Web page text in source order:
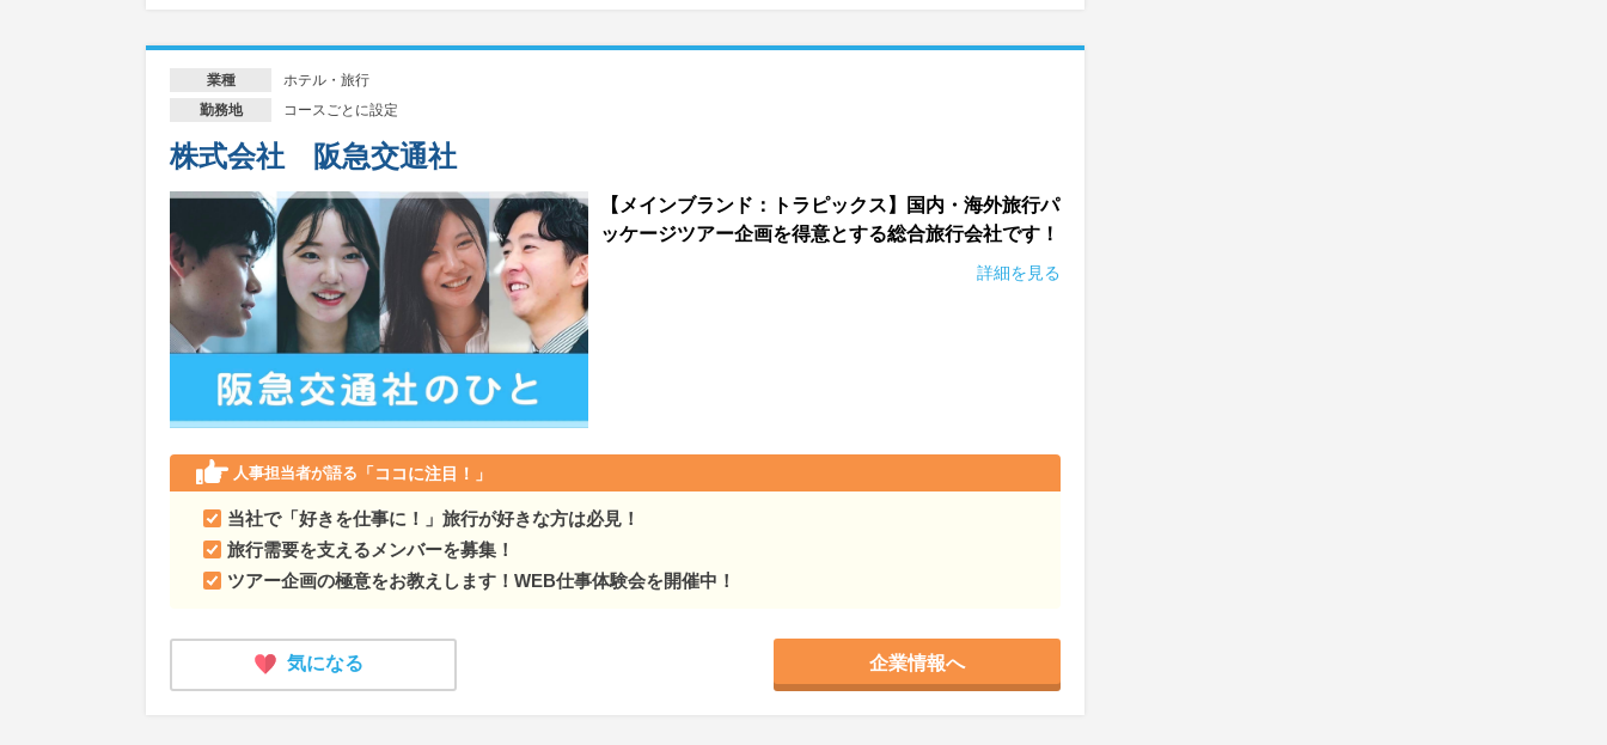
業種 ホテル・旅行
勤務地 コースごとに設定
株式会社 阪急交通社
【メインブランド：トラピックス】国内・海外旅行パ
ッケージツアー企画を得意とする総合旅行会社です！
詳細を見る
人事担当者が語る 「ココに注目！」
当社で「好きを仕事に！」旅行が好きな方は必見！
旅行需要を支えるメンバーを募集！
ツアー企画の極意をお教えします！WEB仕事体験会を開催中！
気になる 企業情報へ